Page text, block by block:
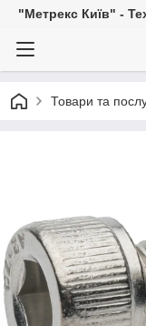
"Метрекс Київ" -
Товари та